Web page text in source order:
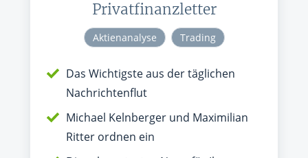
Privatfinanzletter
Aktienanalyse Trading
Das Wichtigste aus der täglichen
Nachrichtenflut
Michael Kelnberger und Maximilian
Ritter ordnen ein